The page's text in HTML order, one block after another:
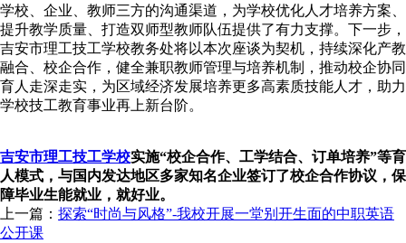
学校、企业、教师三方的沟通渠道，为学校优化人才培养方案、
提升教学质量、打造双师型教师队伍提供了有力支撑。下一步，
吉安市理工技工学校教务处将以本次座谈为契机，持续深化产教
融合、校企合作，健全兼职教师管理与培养机制，推动校企协同
育人走深走实，为区域经济发展培养更多高素质技能人才，助力
学校技工教育事业再上新台阶。
吉安市理工技工学校实施“校企合作、工学结合、订单培养”等育
人模式，与国内发达地区多家知名企业签订了校企合作协议，保
障毕业生能就业，就好业。
上一篇： 探索“时尚与风格”-我校开展一堂别开生面的中职英语
公开课